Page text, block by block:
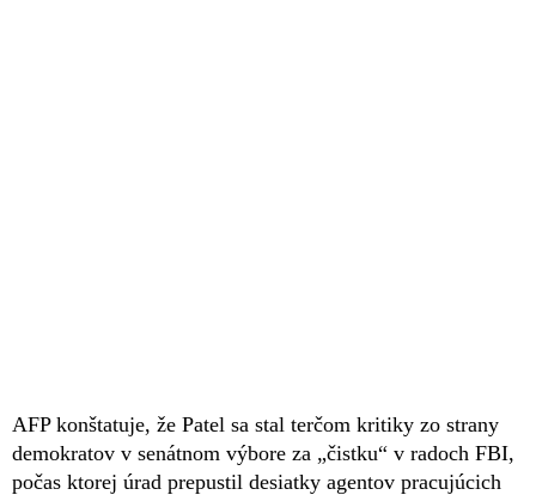
AFP konštatuje, že Patel sa stal terčom kritiky zo strany
demokratov v senátnom výbore za „čistku“ v radoch FBI,
počas ktorej úrad prepustil desiatky agentov pracujúcich